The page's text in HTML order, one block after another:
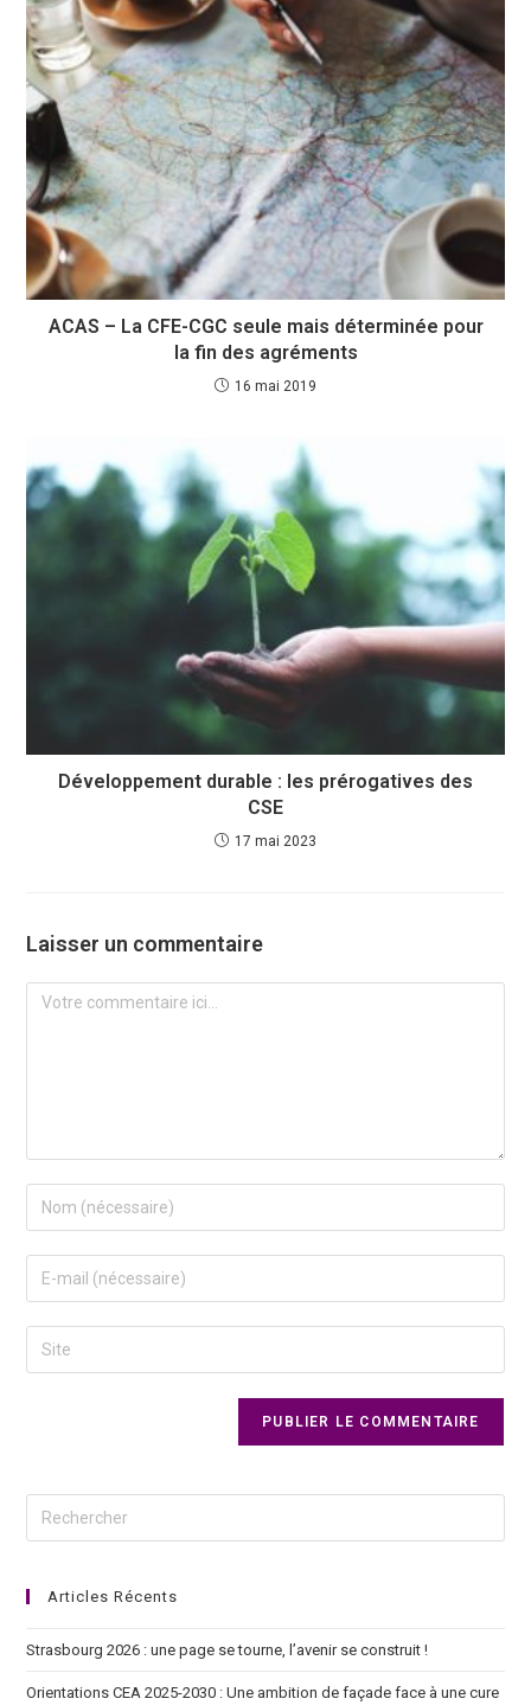
ACAS – La CFE-CGC seule mais déterminée pour
la fin des agréments
16 mai 2019
Développement durable : les prérogatives des
CSE
17 mai 2023
Laisser un commentaire
Articles Récents
Strasbourg 2026 : une page se tourne, l’avenir se construit !
Orientations CEA 2025-2030 : Une ambition de façade face à une cure